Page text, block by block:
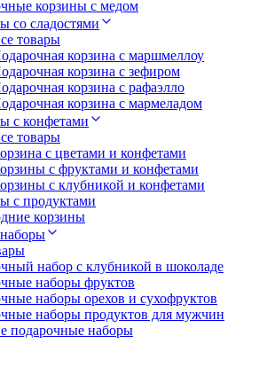
корзины с медом
со сладостями
товары
корзина с маршмеллоу
корзина с зефиром
корзина с рафаэлло
корзина с мармеладом
с конфетами
товары
с цветами и конфетами
с фруктами и конфетами
с клубникой и конфетами
с продуктами
корзины
набор с клубникой в шоколаде
наборы фруктов
наборы орехов и сухофруктов
наборы продуктов для мужчин
подарочные наборы